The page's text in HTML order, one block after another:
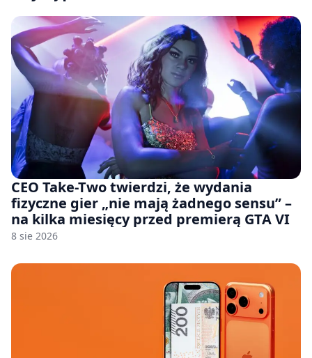
CEO Take-Two twierdzi, że wydania
fizyczne gier „nie mają żadnego sensu” –
na kilka miesięcy przed premierą GTA VI
8 sie 2026